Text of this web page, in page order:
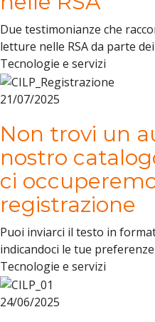
Due testimonianze che
letture nelle RSA da parte
Tecnologie e servizi
21/07/2025
Non trovi un
nostro
ci
registrazione
Puoi inviarci il testo in
indicandoci le tue
Tecnologie e servizi
24/06/2025